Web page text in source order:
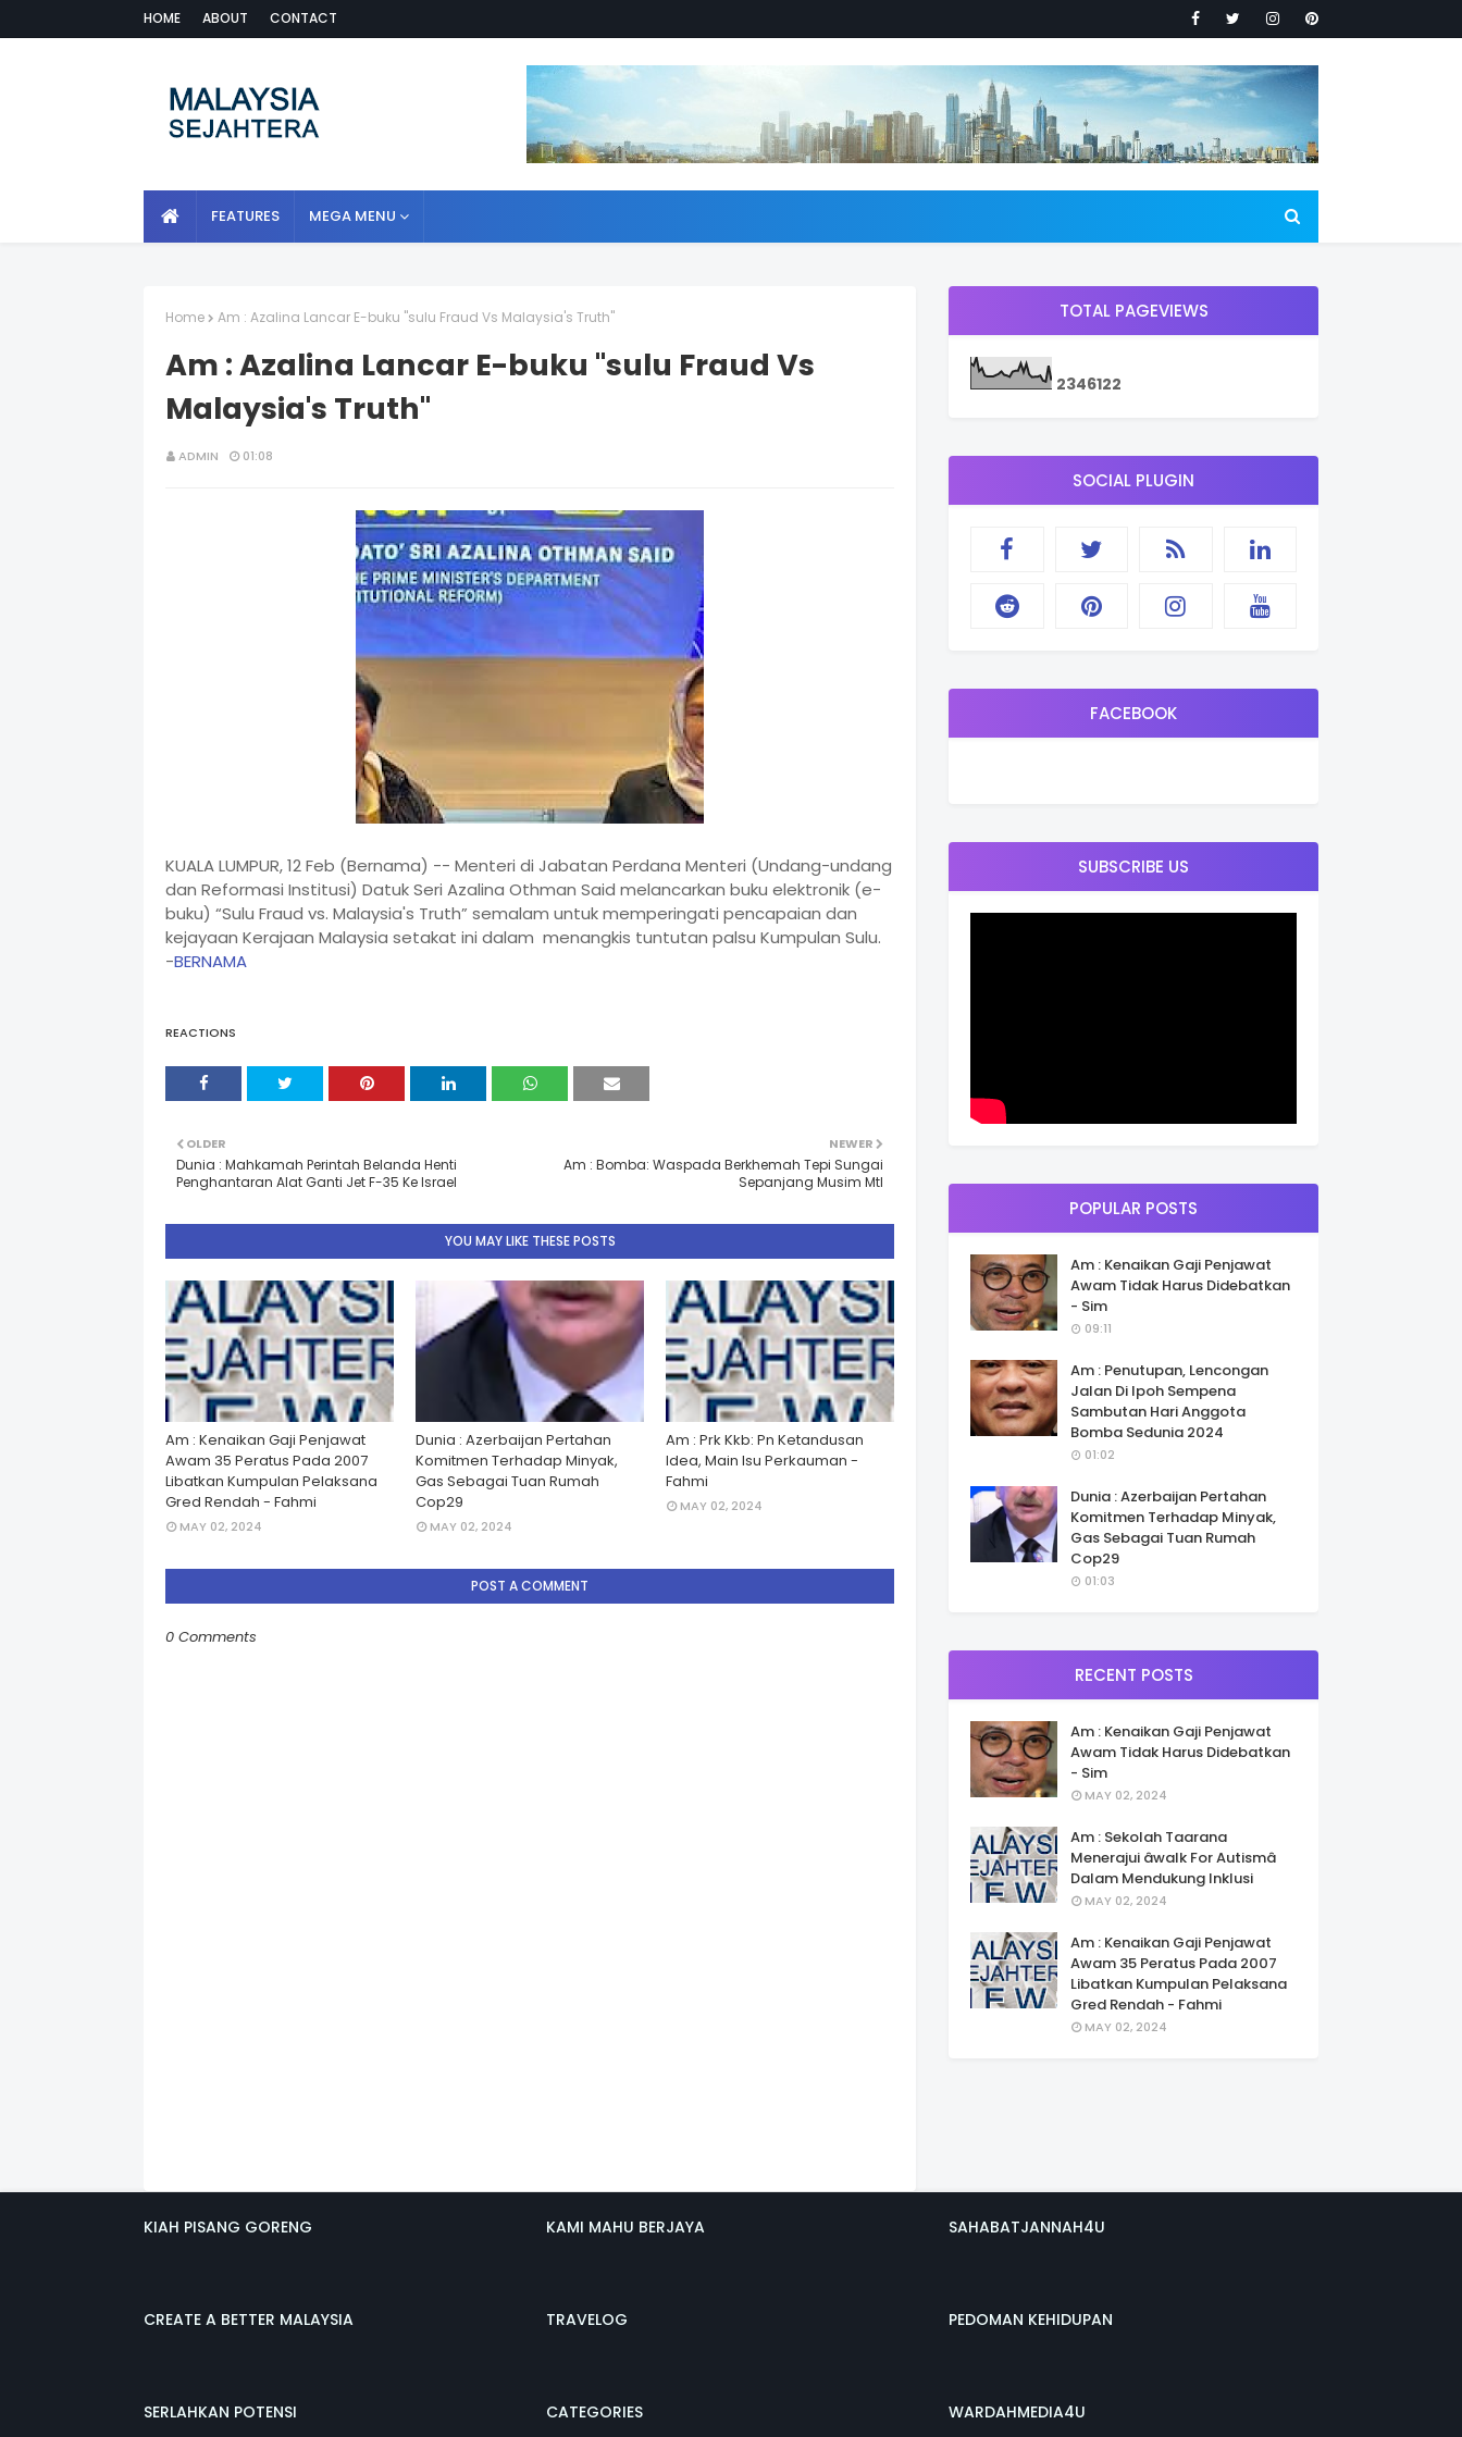
HOME ABOUT CONTACT
FEATURES MEGA MENU
Home Am : Azalina Lancar E-buku "sulu Fraud Vs Malaysia's Truth"
Am : Azalina Lancar E-buku "sulu Fraud Vs
Malaysia's Truth"
ADMIN 01:08
KUALA LUMPUR, 12 Feb (Bernama) -- Menteri di Jabatan Perdana Menteri (Undang-undang
dan Reformasi Institusi) Datuk Seri Azalina Othman Said melancarkan buku elektronik (e-
buku) “Sulu Fraud vs. Malaysia's Truth” semalam untuk memperingati pencapaian dan
kejayaan Kerajaan Malaysia setakat ini dalam menangkis tuntutan palsu Kumpulan Sulu.
-BERNAMA
REACTIONS
NEWER
Am : Bomba: Waspada Berkhemah Tepi Sungai
Sepanjang Musim Mtl
OLDER
Dunia : Mahkamah Perintah Belanda Henti
Penghantaran Alat Ganti Jet F-35 Ke Israel
YOU MAY LIKE THESE POSTS
Am : Kenaikan Gaji Penjawat
Awam 35 Peratus Pada 2007
Libatkan Kumpulan Pelaksana
Gred Rendah - Fahmi
MAY 02, 2024
Dunia : Azerbaijan Pertahan
Komitmen Terhadap Minyak,
Gas Sebagai Tuan Rumah
Cop29
MAY 02, 2024
Am : Prk Kkb: Pn Ketandusan
Idea, Main Isu Perkauman -
Fahmi
MAY 02, 2024
POST A COMMENT
0 Comments
TOTAL PAGEVIEWS
2346122
SOCIAL PLUGIN
FACEBOOK
SUBSCRIBE US
POPULAR POSTS
Am : Kenaikan Gaji Penjawat
Awam Tidak Harus Didebatkan
- Sim
09:11
Am : Penutupan, Lencongan
Jalan Di Ipoh Sempena
Sambutan Hari Anggota
Bomba Sedunia 2024
01:02
Dunia : Azerbaijan Pertahan
Komitmen Terhadap Minyak,
Gas Sebagai Tuan Rumah
Cop29
01:03
RECENT POSTS
Am : Kenaikan Gaji Penjawat
Awam Tidak Harus Didebatkan
- Sim
MAY 02, 2024
Am : Sekolah Taarana
Menerajui âwalk For Autismâ
Dalam Mendukung Inklusi
MAY 02, 2024
Am : Kenaikan Gaji Penjawat
Awam 35 Peratus Pada 2007
Libatkan Kumpulan Pelaksana
Gred Rendah - Fahmi
MAY 02, 2024
KIAH PISANG GORENG
CREATE A BETTER MALAYSIA
SERLAHKAN POTENSI
KAMI MAHU BERJAYA
TRAVELOG
CATEGORIES
SAHABATJANNAH4U
PEDOMAN KEHIDUPAN
WARDAHMEDIA4U